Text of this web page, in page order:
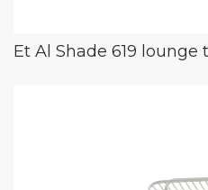
Et Al Shade 619 lounge